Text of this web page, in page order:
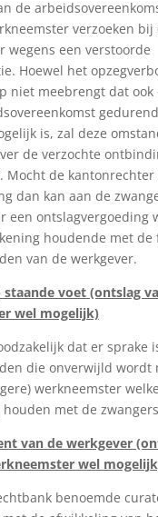
de
verzoeken bij
wegens een verstoorde
Hoewel het
niet meebrengt dat
is, zal deze
de verzochte
Mocht de
dan kan aan de
een ontslagvergoeding
houdende met de
van de werkgever.
staande voet (ontslag
wel mogelijk)
dat er sprake
die onverwijld wordt
werkneemster
met de
van de werkgever
wel
benoemde